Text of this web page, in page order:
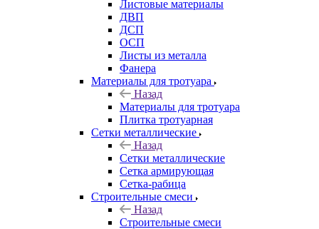
Листовые материалы
ДВП
ДСП
ОСП
Листы из металла
Фанера
Материалы для тротуара
Назад
Материалы для тротуара
Плитка тротуарная
Сетки металлические
Назад
Сетки металлические
Сетка армирующая
Сетка-рабица
Строительные смеси
Назад
Строительные смеси